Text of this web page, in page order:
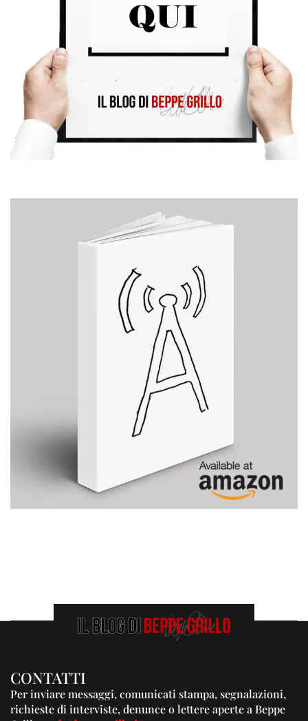
CONTATTI
Per inviare messaggi, comunicati stampa, segnalazioni,
richieste di interviste, denunce o lettere aperte a Beppe